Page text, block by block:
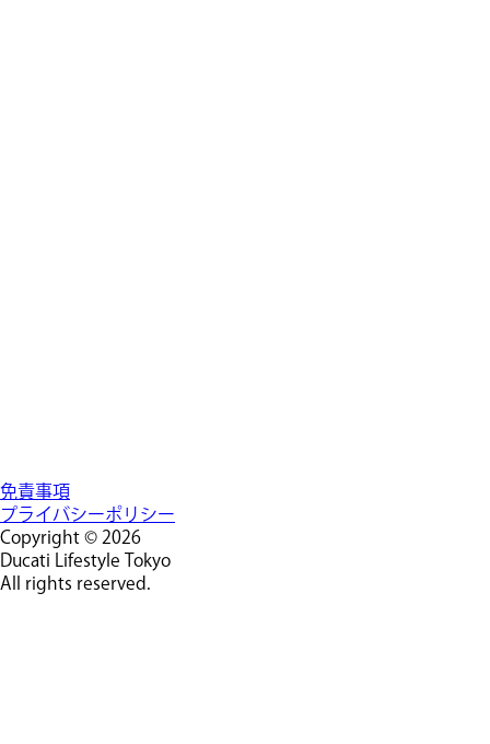
免責事項
プライバシーポリシー
Copyright © 2026
Ducati Lifestyle Tokyo
All rights reserved.